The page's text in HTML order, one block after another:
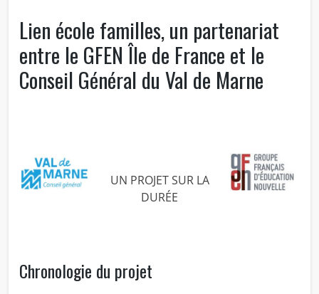
Lien école familles, un partenariat
entre le GFEN Île de France et le
Conseil Général du Val de Marne
UN PROJET SUR LA
DURÉE
Chronologie du projet